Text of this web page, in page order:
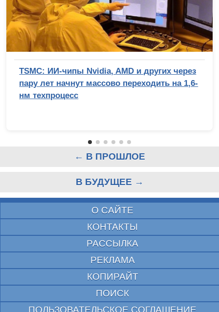
TSMC: ИИ-чипы Nvidia, AMD и других через
пару лет начнут массово переходить на 1,6-
нм техпроцесс
← В ПРОШЛОЕ
В БУДУЩЕЕ →
О САЙТЕ
КОНТАКТЫ
РАССЫЛКА
РЕКЛАМА
КОПИРАЙТ
ПОИСК